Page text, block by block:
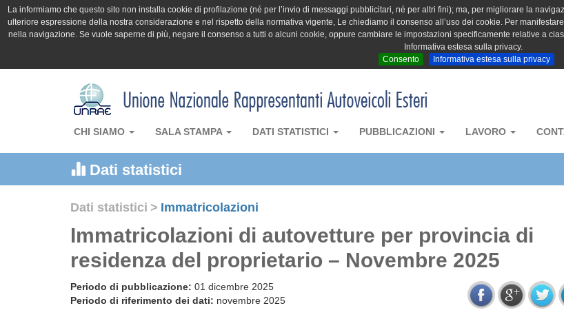
La informiamo che questo sito non installa cookie di profilazione (né per l’invio di messaggi pubblicitari, né per altri fini); ma, per migliorare la
ulteriore espressione della nostra considerazione e nel rispetto della normativa vigente, Le chiediamo il consenso all’uso dei cookie. Per
nella navigazione. Se vuole saperne di più, negare il consenso a tutti o alcuni cookie, oppure cambiare le impostazioni specificamente relative a
Informativa estesa sulla privacy.
Consento
Informativa estesa sulla privacy
CHI SIAMO SALA STAMPA DATI STATISTICI PUBBLICAZIONI LAVORO
Dati statistici
Dati statistici > Immatricolazioni
Immatricolazioni di autovetture per provincia di
residenza del proprietario – Novembre 2025
Periodo di pubblicazione: 01 dicembre 2025
Periodo di riferimento dei dati: novembre 2025